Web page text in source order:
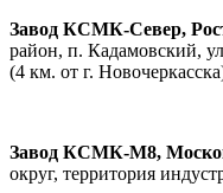
Завод КСМК-Север,
район, п. Кадамовский,
(4 км. от г.
Завод КСМК-М8,
округ, территория